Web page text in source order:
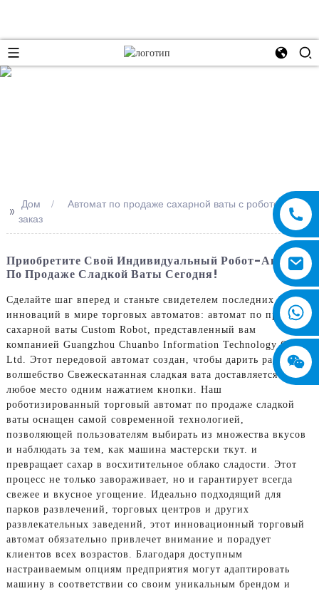
>> Дом
Автомат по продаже сахарной ваты с роботом на
заказ
Приобретите Свой Индивидуальный Робот-Автомат
По Продаже Сладкой Ваты Сегодня!
Сделайте шаг вперед и станьте свидетелем последних
инноваций в мире торговых автоматов: автомат по продаже
сахарной ваты Custom Robot, представленный вам
компанией Guangzhou Chuanbo Information Technology Co.,
Ltd. Этот передовой автомат создан, чтобы дарить радость и
волшебство Свежескатанная сладкая вата доставляется в
любое место одним нажатием кнопки. Наш
роботизированный торговый автомат по продаже сладкой
ваты оснащен самой современной технологией,
позволяющей пользователям выбирать из множества вкусов
и наблюдать за тем, как машина мастерски ткут. и
превращает сахар в восхитительное облако сладости. Этот
процесс не только завораживает, но и гарантирует всегда
свежее и вкусное угощение. Идеально подходящий для
парков развлечений, торговых центров и других
развлекательных заведений, этот инновационный торговый
автомат обязательно привлечет внимание и порадует
клиентов всех возрастов. Благодаря доступным
настраиваемым опциям предприятия могут адаптировать
машину в соответствии со своим уникальным брендом и